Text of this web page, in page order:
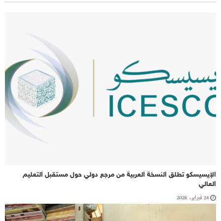
الإيسيسكو تطلق النسخة العربية من مرجع دولي حول مستقبل التعليم
العالي
24 فبراير، 2026